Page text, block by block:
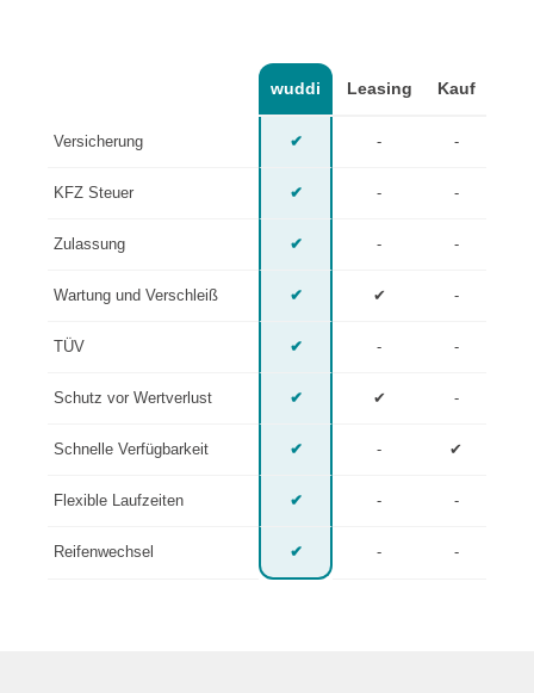
wuddi Leasing Kauf
Versicherung ✔ - -
KFZ Steuer ✔ - -
Zulassung ✔ - -
Wartung und Verschleiß ✔ ✔ -
TÜV ✔ - -
Schutz vor Wertverlust ✔ ✔ -
Schnelle Verfügbarkeit ✔ - ✔
Flexible Laufzeiten ✔ - -
Reifenwechsel ✔ - -